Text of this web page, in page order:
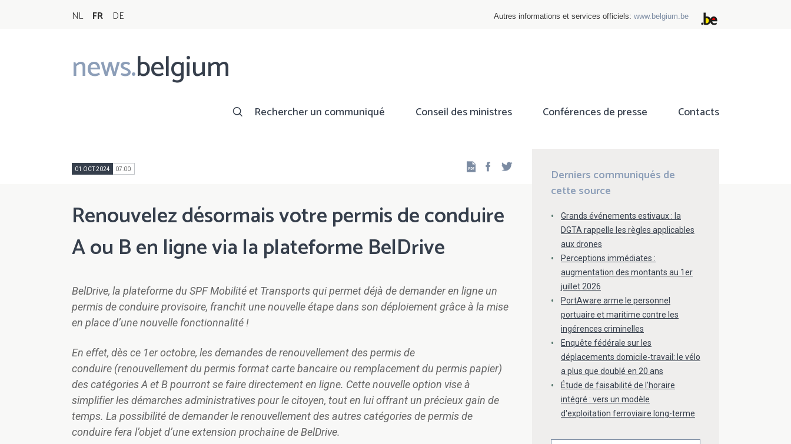
NL FR DE Autres informations et services officiels: www.belgium.be
news.belgium
Main
navigation
Rechercher un communiqué Conseil des ministres Conférences de presse Contacts
01 OCT 2024 07:00 Facebook
Renouvelez désormais votre permis de conduire
A ou B en ligne via la plateforme BelDrive
BelDrive, la plateforme du SPF Mobilité et Transports qui permet déjà de demander en ligne un
permis de conduire provisoire, franchit une nouvelle étape dans son déploiement grâce à la mise
en place d’une nouvelle fonctionnalité !
En effet, dès ce 1er octobre, les demandes de renouvellement des permis de
conduire (renouvellement du permis format carte bancaire ou remplacement du permis papier)
des catégories A et B pourront se faire directement en ligne. Cette nouvelle option vise à
simplifier les démarches administratives pour le citoyen, tout en lui offrant un précieux gain de
temps. La possibilité de demander le renouvellement des autres catégories de permis de
conduire fera l’objet d’une extension prochaine de BelDrive.
Derniers communiqués de
cette source
Grands événements estivaux : la
DGTA rappelle les règles applicables
aux drones
Perceptions immédiates :
augmentation des montants au 1er
juillet 2026
PortAware arme le personnel
portuaire et maritime contre les
ingérences criminelles
Enquête fédérale sur les
déplacements domicile-travail: le vélo
a plus que doublé en 20 ans
Étude de faisabilité de l’horaire
intégré : vers un modèle
d'exploitation ferroviaire long-terme